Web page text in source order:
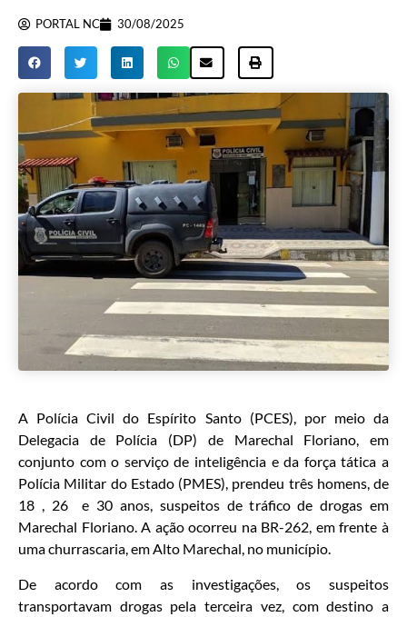
PORTAL NC 30/08/2025
A Polícia Civil do Espírito Santo (PCES), por meio da
Delegacia de Polícia (DP) de Marechal Floriano, em
conjunto com o serviço de inteligência e da força tática a
Polícia Militar do Estado (PMES), prendeu três homens, de
18 , 26 e 30 anos, suspeitos de tráfico de drogas em
Marechal Floriano. A ação ocorreu na BR-262, em frente à
uma churrascaria, em Alto Marechal, no município.
De acordo com as investigações, os suspeitos
transportavam drogas pela terceira vez, com destino a